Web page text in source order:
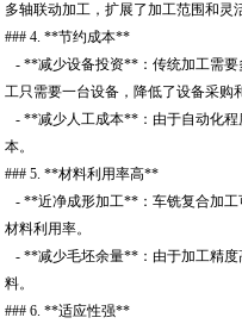
多轴联动加工，扩展了加工范围和灵
### 4. **节约成本**
- **减少设备投资**：传统加工需要
工只需要一台设备，降低了设备采购
- **减少人工成本**：由于自动化程
本。
### 5. **材料利用率高**
- **近净成形加工**：车铣复合加工
材料利用率。
- **减少毛坯余量**：由于加工精度
料。
### 6. **适应性强**